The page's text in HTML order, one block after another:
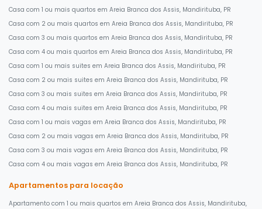
Casa com 1 ou mais quartos em Areia Branca dos Assis, Mandirituba, PR
Casa com 2 ou mais quartos em Areia Branca dos Assis, Mandirituba, PR
Casa com 3 ou mais quartos em Areia Branca dos Assis, Mandirituba, PR
Casa com 4 ou mais quartos em Areia Branca dos Assis, Mandirituba, PR
Casa com 1 ou mais suites em Areia Branca dos Assis, Mandirituba, PR
Casa com 2 ou mais suites em Areia Branca dos Assis, Mandirituba, PR
Casa com 3 ou mais suites em Areia Branca dos Assis, Mandirituba, PR
Casa com 4 ou mais suites em Areia Branca dos Assis, Mandirituba, PR
Casa com 1 ou mais vagas em Areia Branca dos Assis, Mandirituba, PR
Casa com 2 ou mais vagas em Areia Branca dos Assis, Mandirituba, PR
Casa com 3 ou mais vagas em Areia Branca dos Assis, Mandirituba, PR
Casa com 4 ou mais vagas em Areia Branca dos Assis, Mandirituba, PR
Apartamentos para locação
Apartamento com 1 ou mais quartos em Areia Branca dos Assis, Mandirituba,